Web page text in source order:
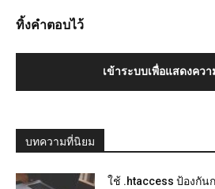
ทิ้งคำตอบไว้
เข้าระบบเพื่อแสดงคว
บทความที่นิยม
ใช้ .htaccess ป้องกัน